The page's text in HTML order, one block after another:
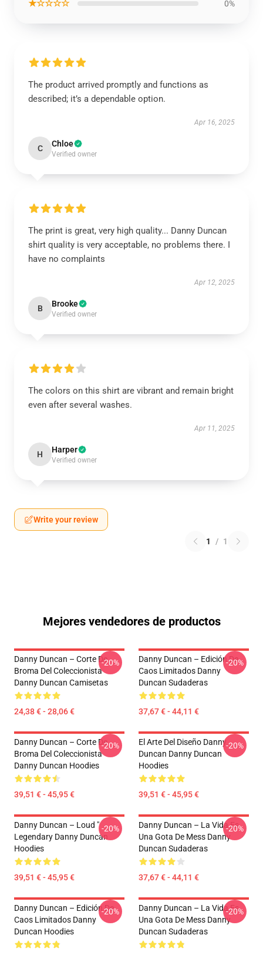
★☆☆☆☆ 0%
The product arrived promptly and functions as
described; it’s a dependable option.
Apr 16, 2025
C Chloe
Verified owner
The print is great, very high quality... Danny Duncan
shirt quality is very acceptable, no problems there. I
have no complaints
Apr 12, 2025
B Brooke
Verified owner
The colors on this shirt are vibrant and remain bright
even after several washes.
Apr 11, 2025
H Harper
Verified owner
Write your review
1 / 1
Mejores vendedores de productos
Danny Duncan – Corte De
Broma Del Coleccionista
Danny Duncan Camisetas
24,38 € - 28,06 €
-20%
Danny Duncan – Edición De
Caos Limitados Danny
Duncan Sudaderas
37,67 € - 44,11 €
-20%
Danny Duncan – Corte De
Broma Del Coleccionista
Danny Duncan Hoodies
39,51 € - 45,95 €
-20%
El Arte Del Diseño Danny
Duncan Danny Duncan
Hoodies
39,51 € - 45,95 €
-20%
Danny Duncan – Loud "
Legendary Danny Duncan
Hoodies
39,51 € - 45,95 €
-20%
Danny Duncan – La Vida Es
Una Gota De Mess Danny
Duncan Sudaderas
37,67 € - 44,11 €
-20%
Danny Duncan – Edición De
Caos Limitados Danny
Duncan Hoodies
-20%
Danny Duncan – La Vida Es
Una Gota De Mess Danny
Duncan Sudaderas
-20%